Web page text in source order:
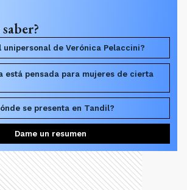
unipersonal de Verónica Pelaccini?
está pensada para mujeres de cierta
se presenta en Tandil?
Dame un resumen